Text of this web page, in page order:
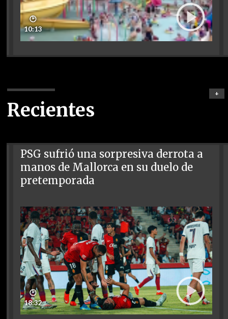
🕑
10:13
Recientes
+
PSG sufrió una sorpresiva derrota a
manos de Mallorca en su duelo de
pretemporada
🕑
18:32